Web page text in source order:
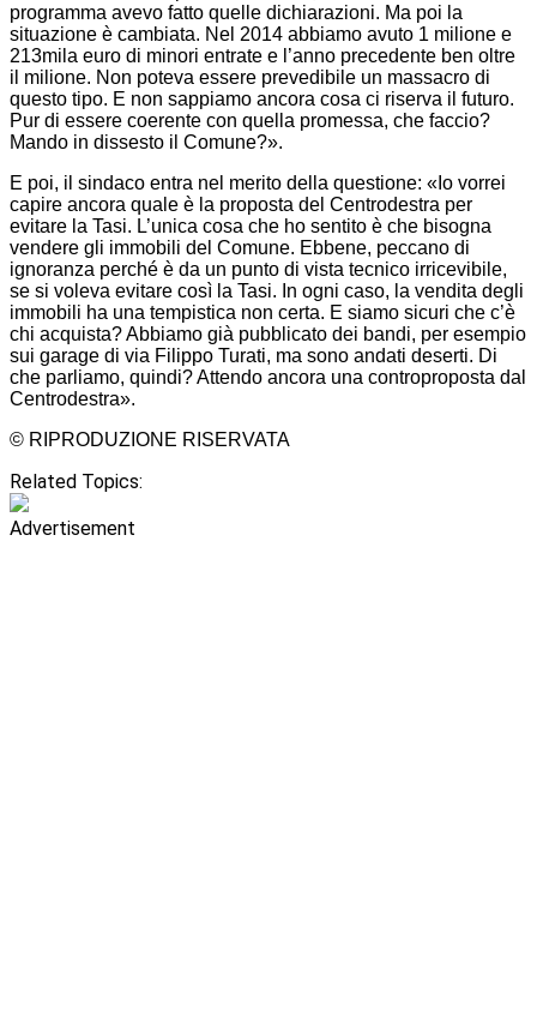
programma avevo fatto quelle dichiarazioni. Ma poi la
situazione è cambiata. Nel 2014 abbiamo avuto 1 milione e
213mila euro di minori entrate e l’anno precedente ben oltre
il milione. Non poteva essere prevedibile un massacro di
questo tipo. E non sappiamo ancora cosa ci riserva il futuro.
Pur di essere coerente con quella promessa, che faccio?
Mando in dissesto il Comune?».
E poi, il sindaco entra nel merito della questione: «Io vorrei
capire ancora quale è la proposta del Centrodestra per
evitare la Tasi. L’unica cosa che ho sentito è che bisogna
vendere gli immobili del Comune. Ebbene, peccano di
ignoranza perché è da un punto di vista tecnico irricevibile,
se si voleva evitare così la Tasi. In ogni caso, la vendita degli
immobili ha una tempistica non certa. E siamo sicuri che c’è
chi acquista? Abbiamo già pubblicato dei bandi, per esempio
sui garage di via Filippo Turati, ma sono andati deserti. Di
che parliamo, quindi? Attendo ancora una controproposta dal
Centrodestra».
© RIPRODUZIONE RISERVATA
Related Topics:
Advertisement